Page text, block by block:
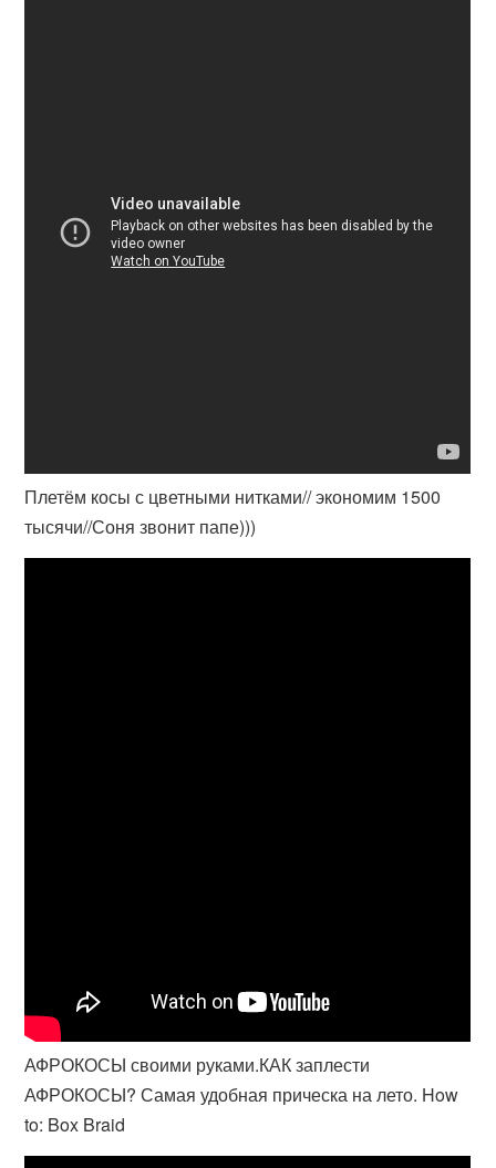
Плетём косы с цветными нитками// экономим 1500
тысячи//Соня звонит папе)))
АФРОКОСЫ своими руками.КАК заплести
АФРОКОСЫ? Самая удобная прическа на лето. How
to: Box Braid